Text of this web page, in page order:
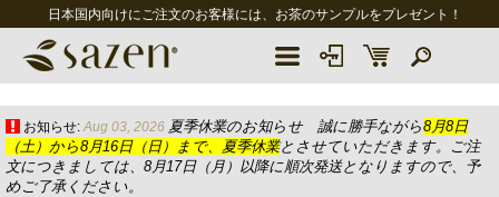
日本国内向けにご注文のお客様には、お茶のサンプルをプレゼント！
お知らせ: Aug 03, 2026 夏季休業のお知らせ 誠に勝手ながら8月8日
（土）から8月16日（日）まで、夏季休業とさせていただきます。ご注
文につきましては、8月17日（月）以降に順次発送となりますので、予
めご了承ください。